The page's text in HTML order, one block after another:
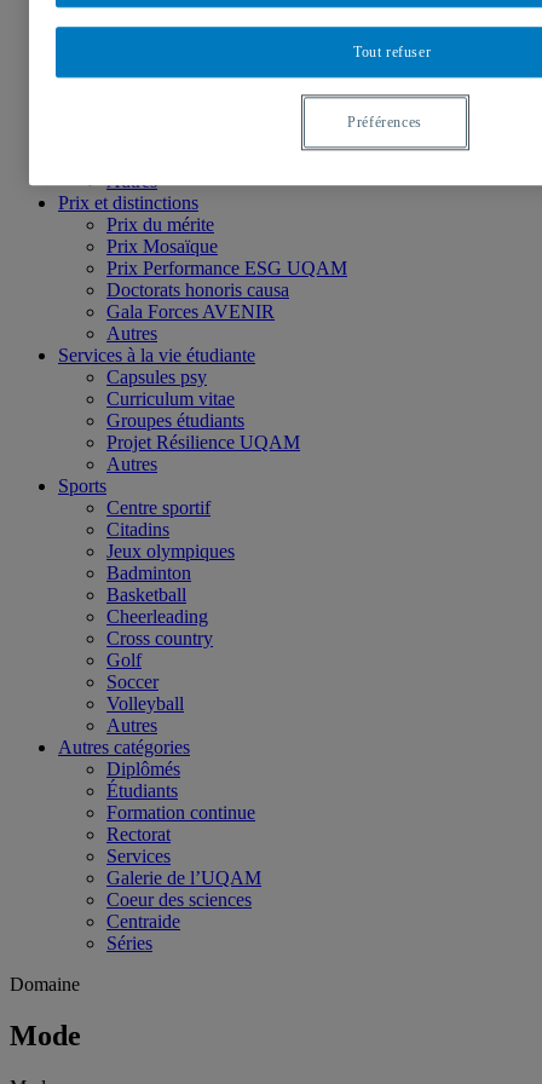
Apostrophes
Autres
Autres
Prix et distinctions
Prix du mérite
Prix Mosaïque
Prix Performance ESG UQAM
Doctorats honoris causa
Gala Forces AVENIR
Autres
Services à la vie étudiante
Capsules psy
Curriculum vitae
Groupes étudiants
Projet Résilience UQAM
Autres
Sports
Centre sportif
Citadins
Jeux olympiques
Badminton
Basketball
Cheerleading
Cross country
Golf
Soccer
Volleyball
Autres
Autres catégories
Diplômés
Étudiants
Formation continue
Rectorat
Services
Galerie de l’UQAM
Coeur des sciences
Centraide
Séries
Domaine
Mode
Tout refuser
Préférences